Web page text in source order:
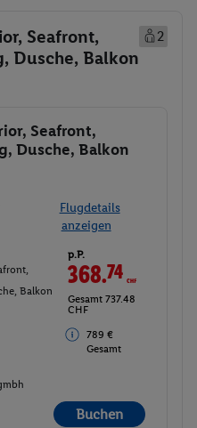
Seafront,
Dusche, Balkon
2
Seafront,
Dusche, Balkon
Flugdetails
anzeigen
Balkon
p.P.
368.74CHF
Gesamt 737.48
CHF
789 €
Gesamt
Buchen